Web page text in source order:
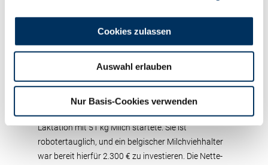
Cookies zulassen
Auswahl erlauben
Nur Basis-Cookies verwenden
Versteigerung erlöste für die Verkäufer 2.000 € und
mehr im Zuschlag.
Zum Schluss noch 2 erwähnenswerte
Besonderheiten. Thomas Kreutz aus Wilsecker
stellte eine sehr starke, breite, im Fundament
tadellose Malki-Tochter vor, die in der 1. Laktation
mit 84 Punkten bewertet war und die jetzt die 2.
Laktation mit 51 kg Milch startete. Sie ist
robotertauglich, und ein belgischer Milchviehhalter
war bereit hierfür 2.300 € zu investieren. Die Nette-